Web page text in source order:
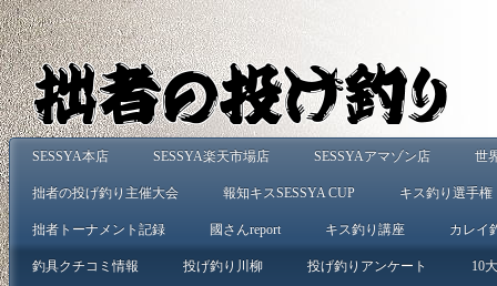
SESSYA本店 SESSYA楽天市場店 SESSYAアマゾン店 世
拙者の投げ釣り主催大会 報知キスSESSYA CUP キス釣り選手権
拙者トーナメント記録 國さんreport キス釣り講座 カレイ
釣具クチコミ情報 投げ釣り川柳 投げ釣りアンケート 10